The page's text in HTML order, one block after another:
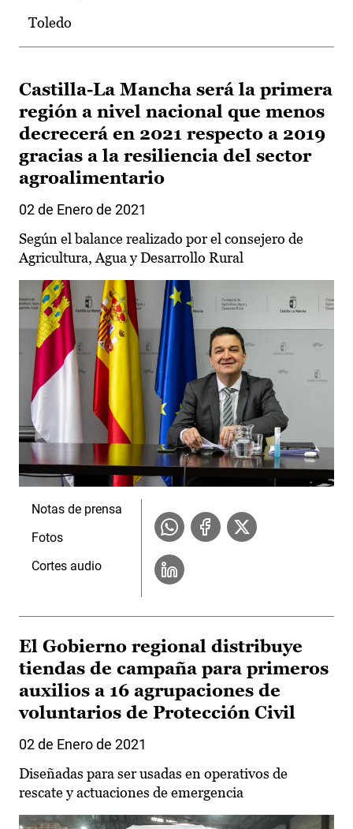
Toledo
Castilla-La Mancha será la primera
región a nivel nacional que menos
decrecerá en 2021 respecto a 2019
gracias a la resiliencia del sector
agroalimentario
02 de Enero de 2021
Según el balance realizado por el consejero de
Agricultura, Agua y Desarrollo Rural
Notas de prensa
Fotos
Cortes audio
El Gobierno regional distribuye
tiendas de campaña para primeros
auxilios a 16 agrupaciones de
voluntarios de Protección Civil
02 de Enero de 2021
Diseñadas para ser usadas en operativos de
rescate y actuaciones de emergencia